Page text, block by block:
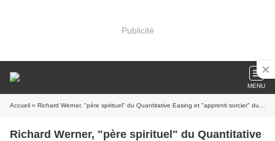
Publicité
MENU
Accueil » Richard Werner, "père spirituel" du Quantitative Easing et "apprenti sorcier" du banco-centralisme
Richard Werner, "père spirituel" du Quantitative